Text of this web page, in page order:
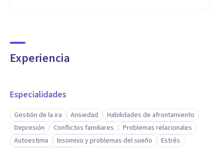
Experiencia
Especialidades
Gestión de la ira Ansiedad
Habilidades de afrontamiento
Depresión
Conflictos familiares
Problemas relacionales
Autoestima
Insomnio y problemas del sueño
Estrés